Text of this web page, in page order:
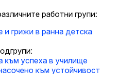
работни групи:
и грижи в ранна детска
към успеха в училище
към устойчивост